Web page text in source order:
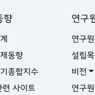
향
동향
종합지수
련 사이트
연구
연구
설립
비전
연구